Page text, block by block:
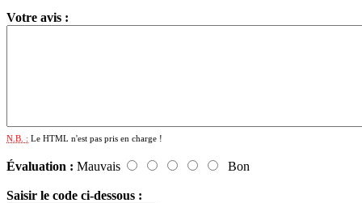
Votre avis :
N.B. : Le HTML n'est pas pris en charge !
Évaluation : Mauvais Bon
Saisir le code ci-dessous :